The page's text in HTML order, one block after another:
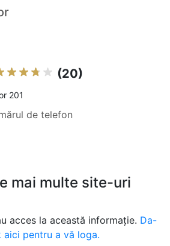
(20)
201
de telefon
mai multe site-uri
acces la această informație. Da-
pentru a vă loga.